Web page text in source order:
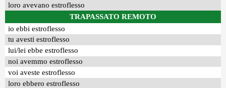
loro avevano estroflesso
TRAPASSATO REMOTO
io ebbi estroflesso
tu avesti estroflesso
lui/lei ebbe estroflesso
noi avemmo estroflesso
voi aveste estroflesso
loro ebbero estroflesso